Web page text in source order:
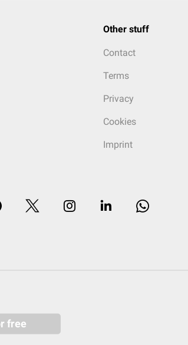
Other stuff
Contact
Terms
Privacy
Cookies
Imprint
free